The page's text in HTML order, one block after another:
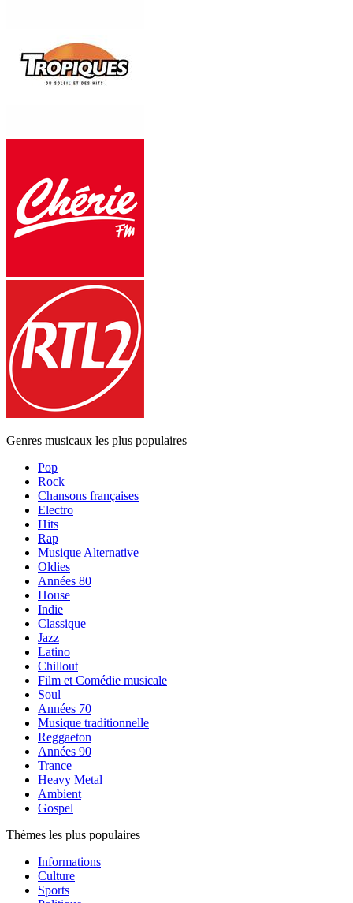
Genres musicaux les plus populaires
Pop
Rock
Chansons françaises
Electro
Hits
Rap
Musique Alternative
Oldies
Années 80
House
Indie
Classique
Jazz
Latino
Chillout
Film et Comédie musicale
Soul
Années 70
Musique traditionnelle
Reggaeton
Années 90
Trance
Heavy Metal
Ambient
Gospel
Thèmes les plus populaires
Informations
Culture
Sports